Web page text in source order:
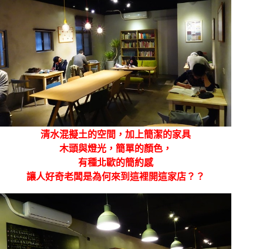
清水混擬土的空間，加上簡潔的家具
木頭與燈光，簡單的顏色，
有種北歐的簡約感
讓人好奇老闆是為何來到這裡開這家店？？